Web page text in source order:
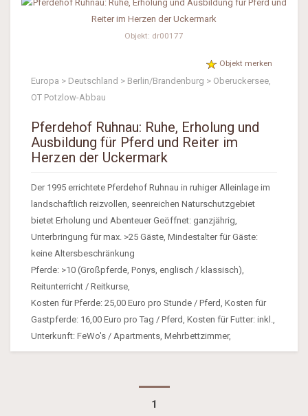
Objekt: dr00177
Objekt merken
Europa > Deutschland > Berlin/Brandenburg > Oberuckersee,
OT Potzlow-Abbau
Pferdehof Ruhnau: Ruhe, Erholung und
Ausbildung für Pferd und Reiter im
Herzen der Uckermark
Der 1995 errichtete Pferdehof Ruhnau in ruhiger Alleinlage im
landschaftlich reizvollen, seenreichen Naturschutzgebiet
bietet Erholung und Abenteuer Geöffnet: ganzjährig,
Unterbringung für max. >25 Gäste, Mindestalter für Gäste:
keine Altersbeschränkung
Pferde: >10 (Großpferde, Ponys, englisch / klassisch),
Reitunterricht / Reitkurse,
Kosten für Pferde: 25,00 Euro pro Stunde / Pferd, Kosten für
Gastpferde: 16,00 Euro pro Tag / Pferd, Kosten für Futter: inkl.,
Unterkunft: FeWo's / Apartments, Mehrbettzimmer,
1